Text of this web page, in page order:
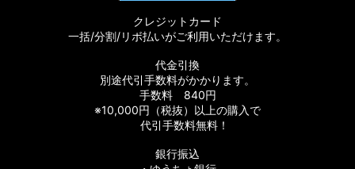
クレジットカード
一括/分割/リボ払いがご利用いただけます。
代金引換
別途代引手数料がかかります。
手数料 840円
※10,000円（税抜）以上の購入で
代引手数料無料！
銀行振込